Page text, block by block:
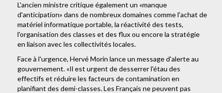
L'ancien ministre critique également un «manque
d'anticipation» dans de nombreux domaines comme l'achat de
matériel informatique portable, la réactivité des tests,
l'organisation des classes et des flux ou encore la stratégie
en liaison avec les collectivités locales.
Face à l'urgence, Hervé Morin lance un message d'alerte au
gouvernement. «Il est urgent de desserrer l'étau des
effectifs et réduire les facteurs de contamination en
planifiant des demi-classes. Les Français ne peuvent pas